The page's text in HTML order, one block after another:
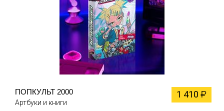
ПОПКУЛЬТ 2000 1 410 ₽
Артбуки и книги